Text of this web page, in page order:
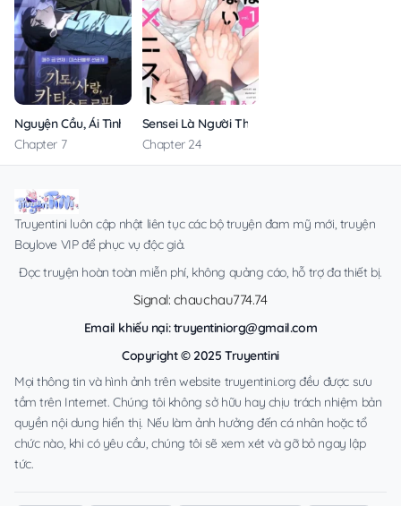
Nguyện Cầu, Ái Tình, Tai Ương
Chapter 7
Sensei Là Người Thích Chơi Mông
Chapter 24
Truyentini luôn cập nhật liên tục các bộ truyện đam mỹ mới, truyện
Boylove VIP để phục vụ độc giả.
Đọc truyện hoàn toàn miễn phí, không quảng cáo, hỗ trợ đa thiết bị.
Signal: chauchau774.74
Email khiếu nại:truyentiniorg@gmail.com
Copyright © 2025 Truyentini
Mọi thông tin và hình ảnh trên website truyentini.org đều được sưu
tầm trên Internet. Chúng tôi không sở hữu hay chịu trách nhiệm bản
quyền nội dung hiển thị. Nếu làm ảnh hưởng đến cá nhân hoặc tổ
chức nào, khi có yêu cầu, chúng tôi sẽ xem xét và gỡ bỏ ngay lập
tức.